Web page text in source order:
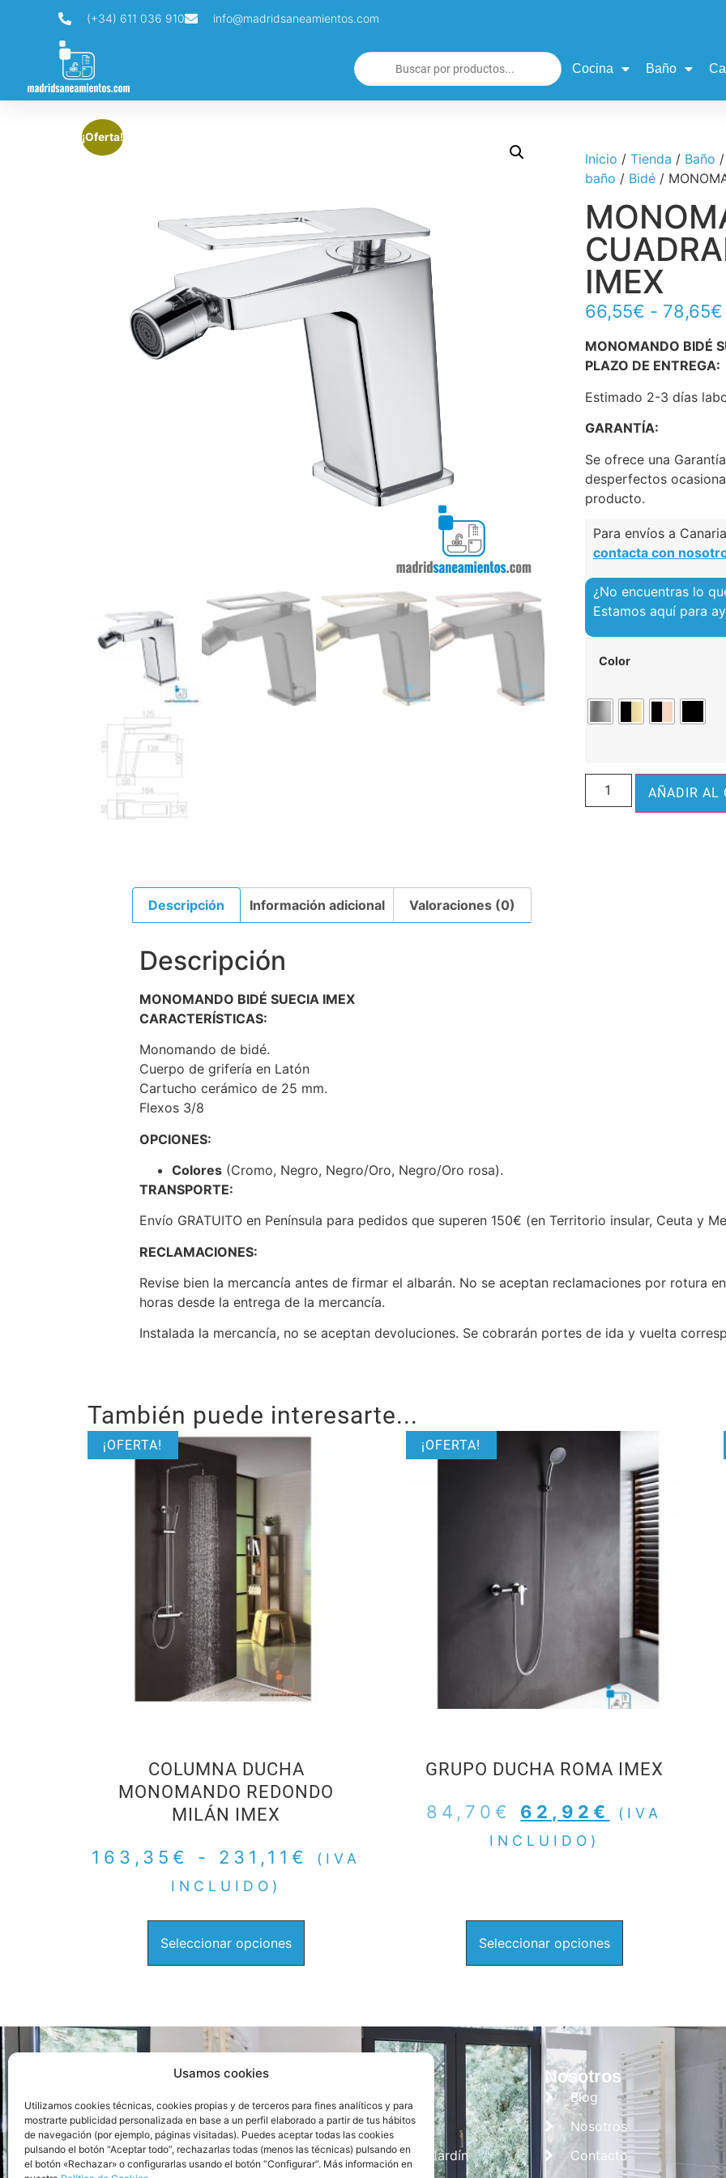
Usamos cookies
Utilizamos cookies técnicas, cookies propias y de terceros para fines analíticos y para
mostrarte publicidad personalizada en base a un perfil elaborado a partir de tus hábitos
de navegación (por ejemplo, páginas visitadas). Puedes aceptar todas las cookies
pulsando el botón “Aceptar todo”, rechazarlas todas (menos las técnicas) pulsando en
el botón «Rechazar» o configurarlas usando el botón “Configurar”. Más información en
(+34) 611 036 910 info@madridsaneamientos.com
Cocina Baño
¡Oferta!
Inicio / Tienda / Baño /
baño / Bidé /
IMEX
66,55€ - 78,65€
MONOMANDO BIDÉ
PLAZO DE ENTREGA:
Estimado 2-3 días
GARANTÍA:
Se ofrece una
desperfectos
producto.
Para envíos a
contacta con
¿No encuentras lo
Estamos aquí para
Color
AÑADIR AL
Descripción Información adicional Valoraciones (0)
Descripción
MONOMANDO BIDÉ SUECIA IMEX
CARACTERÍSTICAS:
Monomando de bidé.
Cuerpo de grifería en Latón
Cartucho cerámico de 25 mm.
Flexos 3/8
OPCIONES:
Colores (Cromo, Negro, Negro/Oro, Negro/Oro rosa).
TRANSPORTE:
Envío GRATUITO en Península para pedidos que superen 150€ (en Territorio insular, Ceuta y
RECLAMACIONES:
Revise bien la mercancía antes de firmar el albarán. No se aceptan reclamaciones por rotura
horas desde la entrega de la mercancía.
Instalada la mercancía, no se aceptan devoluciones. Se cobrarán portes de ida y vuelta
También puede interesarte...
¡OFERTA!
COLUMNA DUCHA
MONOMANDO REDONDO
MILÁN IMEX
163,35 € - 231,11 €
(IVA
INCLUIDO)
Seleccionar opciones
¡OFERTA!
GRUPO DUCHA ROMA IMEX
84,70€ 62,92€
(IVA
INCLUIDO)
Seleccionar opciones
(+34) 611 036 910
Categorías
Baño
Campo y Jardín
Nosotros
Blog
Nosotros
Contacto